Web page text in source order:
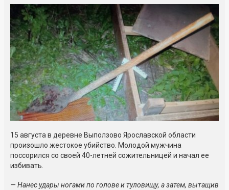
15 августа в деревне Выползово Ярославской области
произошло жестокое убийство. Молодой мужчина
поссорился со своей 40-летней сожительницей и начал ее
избивать.
— Нанес удары ногами по голове и туловищу, а затем, вытащив